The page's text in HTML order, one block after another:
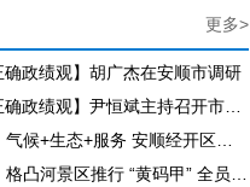
更多>
确政绩观】胡广杰在安顺市调研